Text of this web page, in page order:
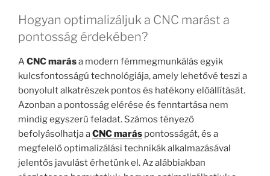
Hogyan optimalizáljuk a CNC marást a
pontosság érdekében?
ACNC marása modern fémmegmunkálás egyik
kulcsfontosságú technológiája, amely lehetővé teszi a
bonyolult alkatrészek pontos és hatékony előállítását.
Azonban a pontosság elérése és fenntartása nem
mindig egyszerű feladat. Számos tényező
befolyásolhatja aCNC marás pontosságát, és a
megfelelő optimalizálási technikák alkalmazásával
jelentős javulást érhetünk el. Az alábbiakban